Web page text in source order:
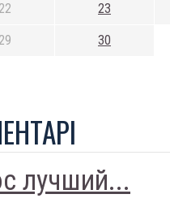
22 23
29 30
лучший...